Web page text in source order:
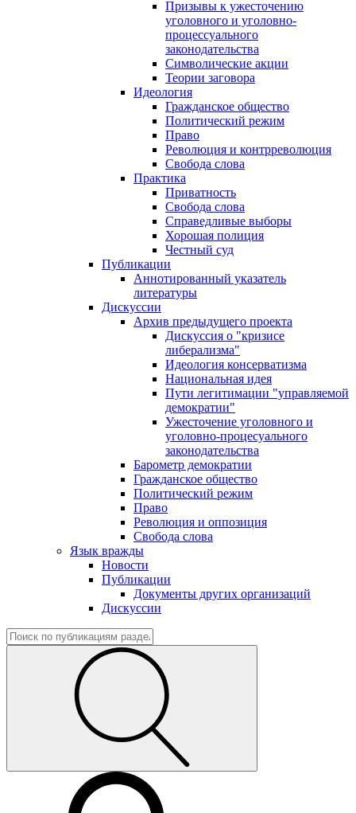
Призывы к ужесточению
уголовного и уголовно-
процессуального
законодательства
Символические акции
Теории заговора
Идеология
Гражданское общество
Политический режим
Право
Революция и контрреволюция
Свобода слова
Практика
Приватность
Свобода слова
Справедливые выборы
Хорошая полиция
Честный суд
Публикации
Аннотированный указатель
литературы
Дискуссии
Архив предыдущего проекта
Дискуссия о "кризисе
либерализма"
Идеология консерватизма
Национальная идея
Пути легитимации "управляемой
демократии"
Ужесточение уголовного и
уголовно-процесуального
законодательства
Барометр демократии
Гражданское общество
Политический режим
Право
Революция и оппозиция
Свобода слова
Язык вражды
Новости
Публикации
Документы других организаций
Дискуссии